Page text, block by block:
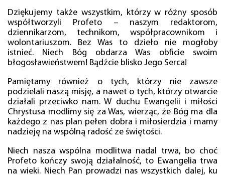
Dziękujemy także wszystkim, którzy w różny sposób
współtworzyli Profeto – naszym redaktorom,
dziennikarzom, technikom, współpracownikom i
wolontariuszom. Bez Was to dzieło nie mogłoby
istnieć. Niech Bóg obdarza Was obficie swoim
błogosławieństwem! Bądźcie blisko Jego Serca!
Pamiętamy również o tych, którzy nie zawsze
podzielali naszą misję, a nawet o tych, którzy otwarcie
działali przeciwko nam. W duchu Ewangelii i miłości
Chrystusa modlimy się za Was, wierząc, że Bóg ma dla
każdego z nas plan pełen dobra i miłosierdzia i mamy
nadzieję na wspólną radość ze świętości.
Niech nasza wspólna modlitwa nadal trwa, bo choć
Profeto kończy swoją działalność, to Ewangelia trwa
na wieki. Niech Pan prowadzi nas wszystkich dalej, ku